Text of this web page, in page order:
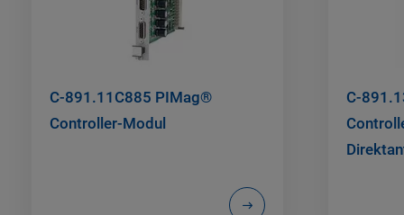
C-891.11C885 PIMag®
Controller-Modul
C-